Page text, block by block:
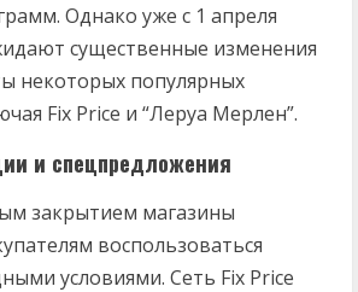
Однако уже с 1 апреля
существенные изменения
некоторых популярных
Fix Price и “Леруа Мерлен”.
и спецпредложения
закрытием магазины
воспользоваться
условиями. Сеть Fix Price